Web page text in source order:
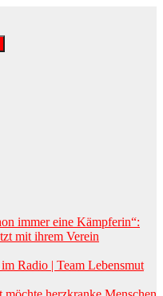
immer eine Kämpferin“:
mit ihrem Verein
Radio | Team Lebensmut